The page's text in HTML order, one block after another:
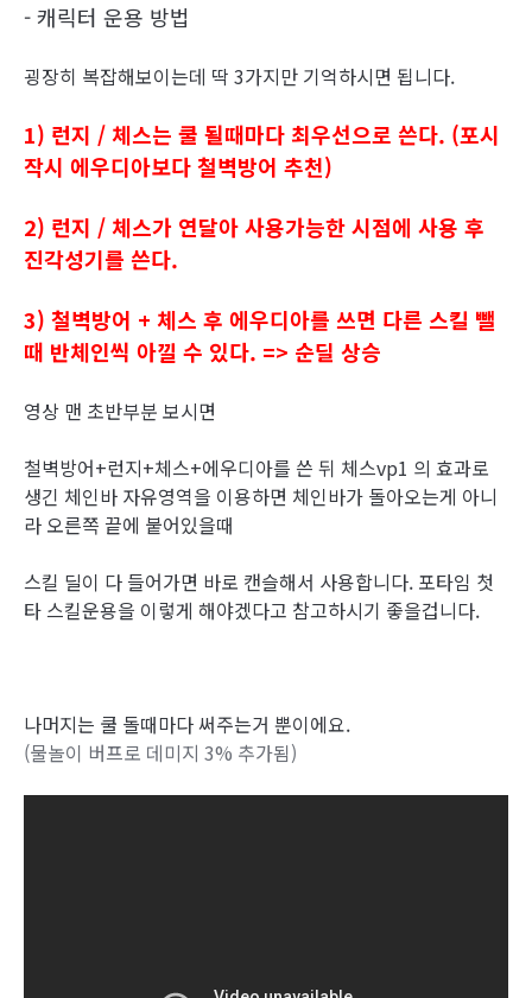
- 캐릭터 운용 방법
굉장히 복잡해보이는데 딱 3가지만 기억하시면 됩니다.
1) 런지 / 체스는 쿨 될때마다 최우선으로 쓴다. (포시
작시 에우디아보다 철벽방어 추천)
2) 런지 / 체스가 연달아 사용가능한 시점에 사용 후
진각성기를 쓴다.
3) 철벽방어 + 체스 후 에우디아를 쓰면 다른 스킬 뺄
때 반체인씩 아낄 수 있다. => 순딜 상승
영상 맨 초반부분 보시면
철벽방어+런지+체스+에우디아를 쓴 뒤 체스vp1 의 효과로
생긴 체인바 자유영역을 이용하면 체인바가 돌아오는게 아니
라 오른쪽 끝에 붙어있을때
스킬 딜이 다 들어가면 바로 캔슬해서 사용합니다. 포타임 첫
타 스킬운용을 이렇게 해야겠다고 참고하시기 좋을겁니다.
나머지는 쿨 돌때마다 써주는거 뿐이에요.
(물놀이 버프로 데미지 3% 추가됨)